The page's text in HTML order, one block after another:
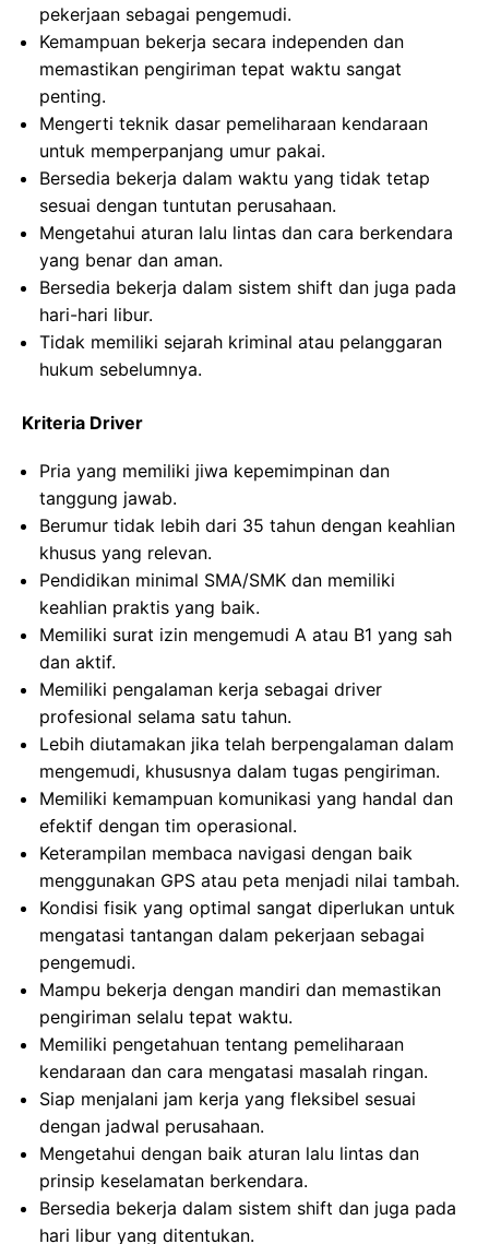
pekerjaan sebagai pengemudi.
Kemampuan bekerja secara independen dan
memastikan pengiriman tepat waktu sangat
penting.
Mengerti teknik dasar pemeliharaan kendaraan
untuk memperpanjang umur pakai.
Bersedia bekerja dalam waktu yang tidak tetap
sesuai dengan tuntutan perusahaan.
Mengetahui aturan lalu lintas dan cara berkendara
yang benar dan aman.
Bersedia bekerja dalam sistem shift dan juga pada
hari-hari libur.
Tidak memiliki sejarah kriminal atau pelanggaran
hukum sebelumnya.
Kriteria Driver
Pria yang memiliki jiwa kepemimpinan dan
tanggung jawab.
Berumur tidak lebih dari 35 tahun dengan keahlian
khusus yang relevan.
Pendidikan minimal SMA/SMK dan memiliki
keahlian praktis yang baik.
Memiliki surat izin mengemudi A atau B1 yang sah
dan aktif.
Memiliki pengalaman kerja sebagai driver
profesional selama satu tahun.
Lebih diutamakan jika telah berpengalaman dalam
mengemudi, khususnya dalam tugas pengiriman.
Memiliki kemampuan komunikasi yang handal dan
efektif dengan tim operasional.
Keterampilan membaca navigasi dengan baik
menggunakan GPS atau peta menjadi nilai tambah.
Kondisi fisik yang optimal sangat diperlukan untuk
mengatasi tantangan dalam pekerjaan sebagai
pengemudi.
Mampu bekerja dengan mandiri dan memastikan
pengiriman selalu tepat waktu.
Memiliki pengetahuan tentang pemeliharaan
kendaraan dan cara mengatasi masalah ringan.
Siap menjalani jam kerja yang fleksibel sesuai
dengan jadwal perusahaan.
Mengetahui dengan baik aturan lalu lintas dan
prinsip keselamatan berkendara.
Bersedia bekerja dalam sistem shift dan juga pada
hari libur yang ditentukan.